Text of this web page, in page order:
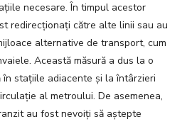
necesare. În timpul acestor
redirecționați către alte linii sau au
alternative de transport, cum
Această măsură a dus la o
în stațiile adiacente și la întârzieri
al metroului. De asemenea,
au fost nevoiți să aștepte